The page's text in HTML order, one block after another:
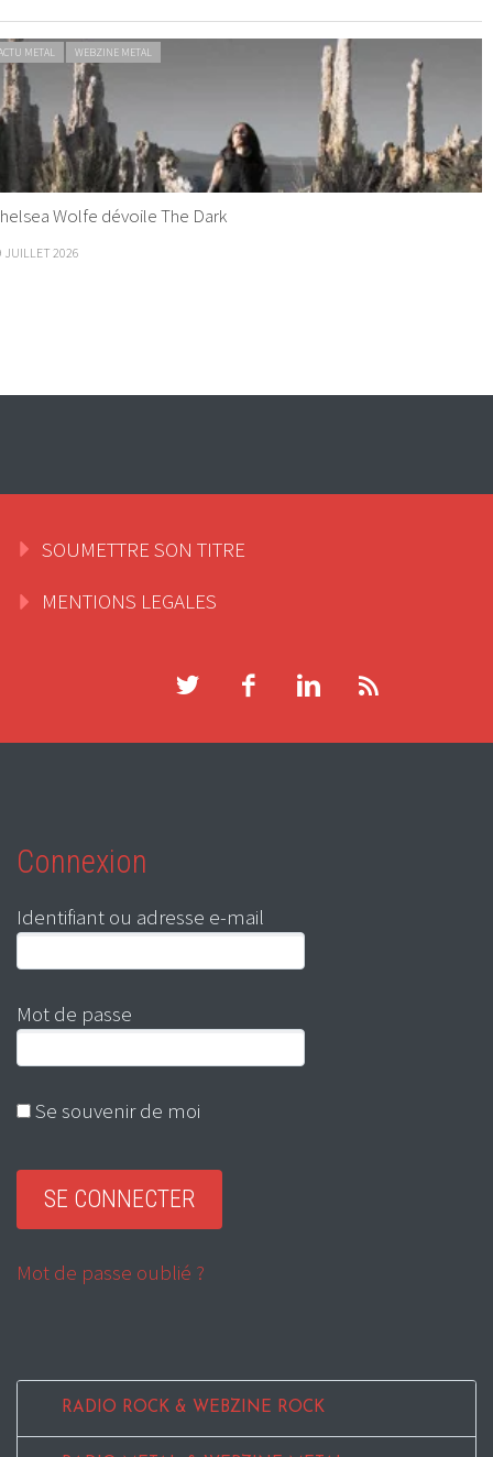
METAL WEBZINE METAL
Wolfe dévoile The Dark
JUILLET 2026
SOUMETTRE SON TITRE
MENTIONS LEGALES
Connexion
Identifiant ou adresse e-mail
Mot de passe
Se souvenir de moi
Mot de passe oublié ?
RADIO ROCK & WEBZINE ROCK